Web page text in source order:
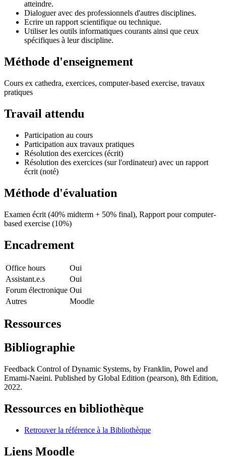
atteindre.
Dialoguer avec des professionnels d'autres disciplines.
Ecrire un rapport scientifique ou technique.
Utiliser les outils informatiques courants ainsi que ceux
spécifiques à leur discipline.
Méthode d'enseignement
Cours ex cathedra, exercices, computer-based exercise, travaux
pratiques
Travail attendu
Participation au cours
Participation aux travaux pratiques
Résolution des exercices (écrit)
Résolution des exercices (sur l'ordinateur) avec un rapport
écrit (noté)
Méthode d'évaluation
Examen écrit (40% midterm + 50% final), Rapport pour computer-
based exercise (10%)
Encadrement
Office hours
Oui
Assistant.e.s
Oui
Forum électronique Oui
Autres
Moodle
Ressources
Bibliographie
Feedback Control of Dynamic Systems, by Franklin, Powel and
Emami-Naeini. Published by Global Edition (pearson), 8th Edition,
2022.
Ressources en bibliothèque
Retrouver la référence à la Bibliothèque
Liens Moodle